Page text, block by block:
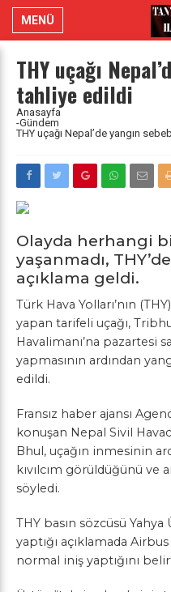
MENÜ
THY uçağı
tahliye edildi
Anasayfa
-Gündem
THY uçağı Nepal’de yangın
Olayda herhangi
yaşanmadı,
açıklama geldi.
Türk Hava Yolları’nın
yapan tarifeli uçağı,
Havalimanı’na pazartesi
yapmasının ardından
edildi.
Fransız haber ajansı
konuşan Nepal Sivil
Bhul, uçağın inmesinin
kıvılcım görüldüğünü ve
söyledi.
THY basın sözcüsü
yaptığı açıklamada
normal iniş yaptığını